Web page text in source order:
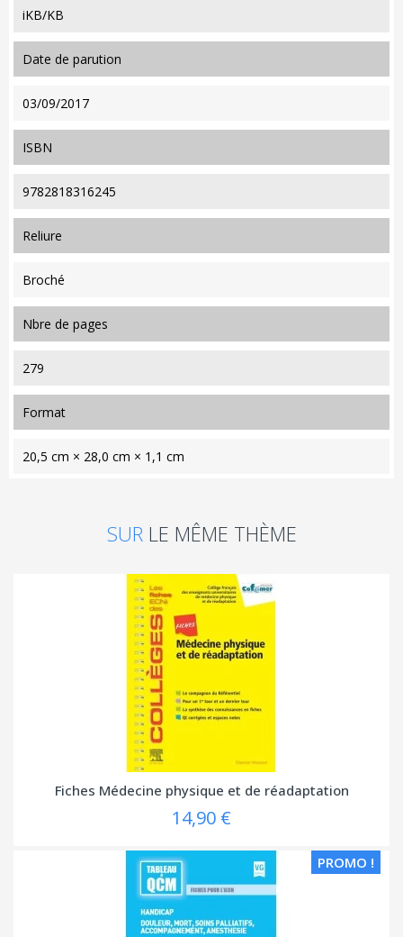
iKB/KB
date de parution
03/09/2017
ISBN
9782818316245
reliure
Broché
nbre de pages
279
format
20,5 cm × 28,0 cm × 1,1 cm
SUR LE MÊME THÈME
Fiches Médecine physique et de réadaptation
14,90 €
PROMO !